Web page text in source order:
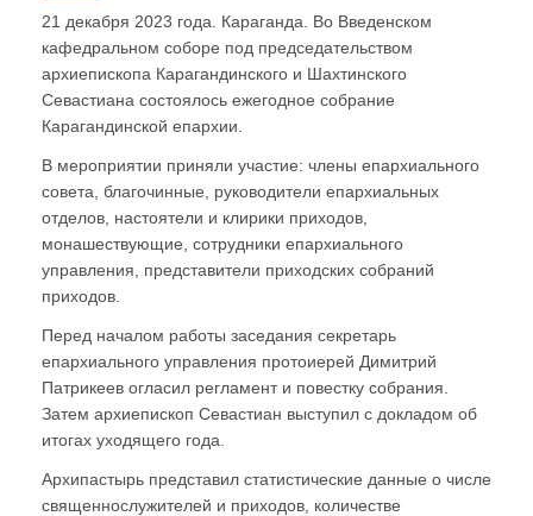
21 декабря 2023 года. Караганда. Во Введенском
кафедральном соборе под председательством
архиепископа Карагандинского и Шахтинского
Севастиана состоялось ежегодное собрание
Карагандинской епархии.
В мероприятии приняли участие: члены епархиального
совета, благочинные, руководители епархиальных
отделов, настоятели и клирики приходов,
монашествующие, сотрудники епархиального
управления, представители приходских собраний
приходов.
Перед началом работы заседания секретарь
епархиального управления протоиерей Димитрий
Патрикеев огласил регламент и повестку собрания.
Затем архиепископ Севастиан выступил с докладом об
итогах уходящего года.
Архипастырь представил статистические данные о числе
священнослужителей и приходов, количестве